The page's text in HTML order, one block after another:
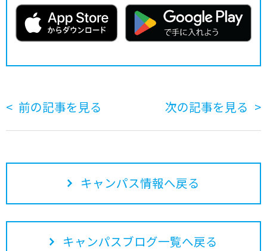
前の記事を見る 次の記事を見る
キャンパス情報へ戻る
キャンパスブログ一覧へ戻る